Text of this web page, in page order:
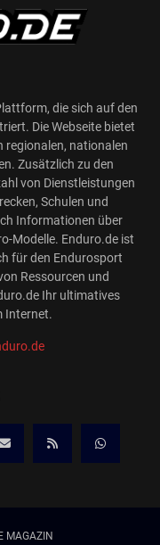
die sich auf den
Die Webseite bietet
regionalen, nationalen
Zusätzlich zu den
von Dienstleistungen
Schulen und
Informationen über
Modelle. Enduro.de ist
für den Endurosport
Ressourcen und
Ihr ultimatives
Internet.
MAGAZIN